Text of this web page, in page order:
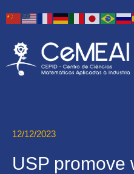
12/12/2023
USP promove